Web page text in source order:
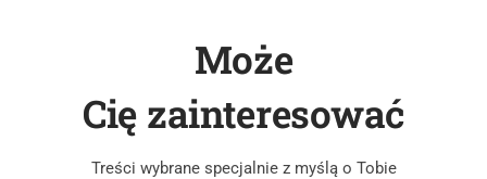
Może
Cię zainteresować
Treści wybrane specjalnie z myślą o Tobie